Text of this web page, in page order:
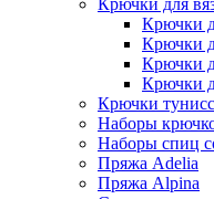
Крючки для
Крючки
Крючки
Крючки
Крючки
Крючки
Наборы
Наборы спиц
Пряжа Adelia
Пряжа Alpina